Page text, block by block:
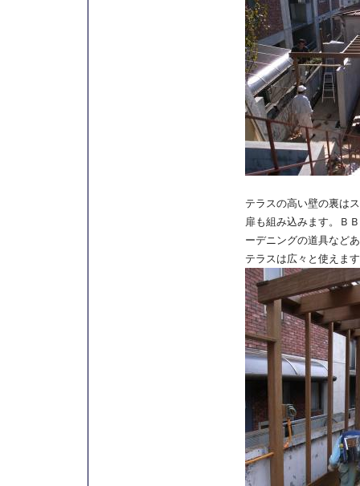
テラスの高い壁の裏は
扉も組み込みます。Ｂ
ーデニングの道具など
テラスは広々と使えま